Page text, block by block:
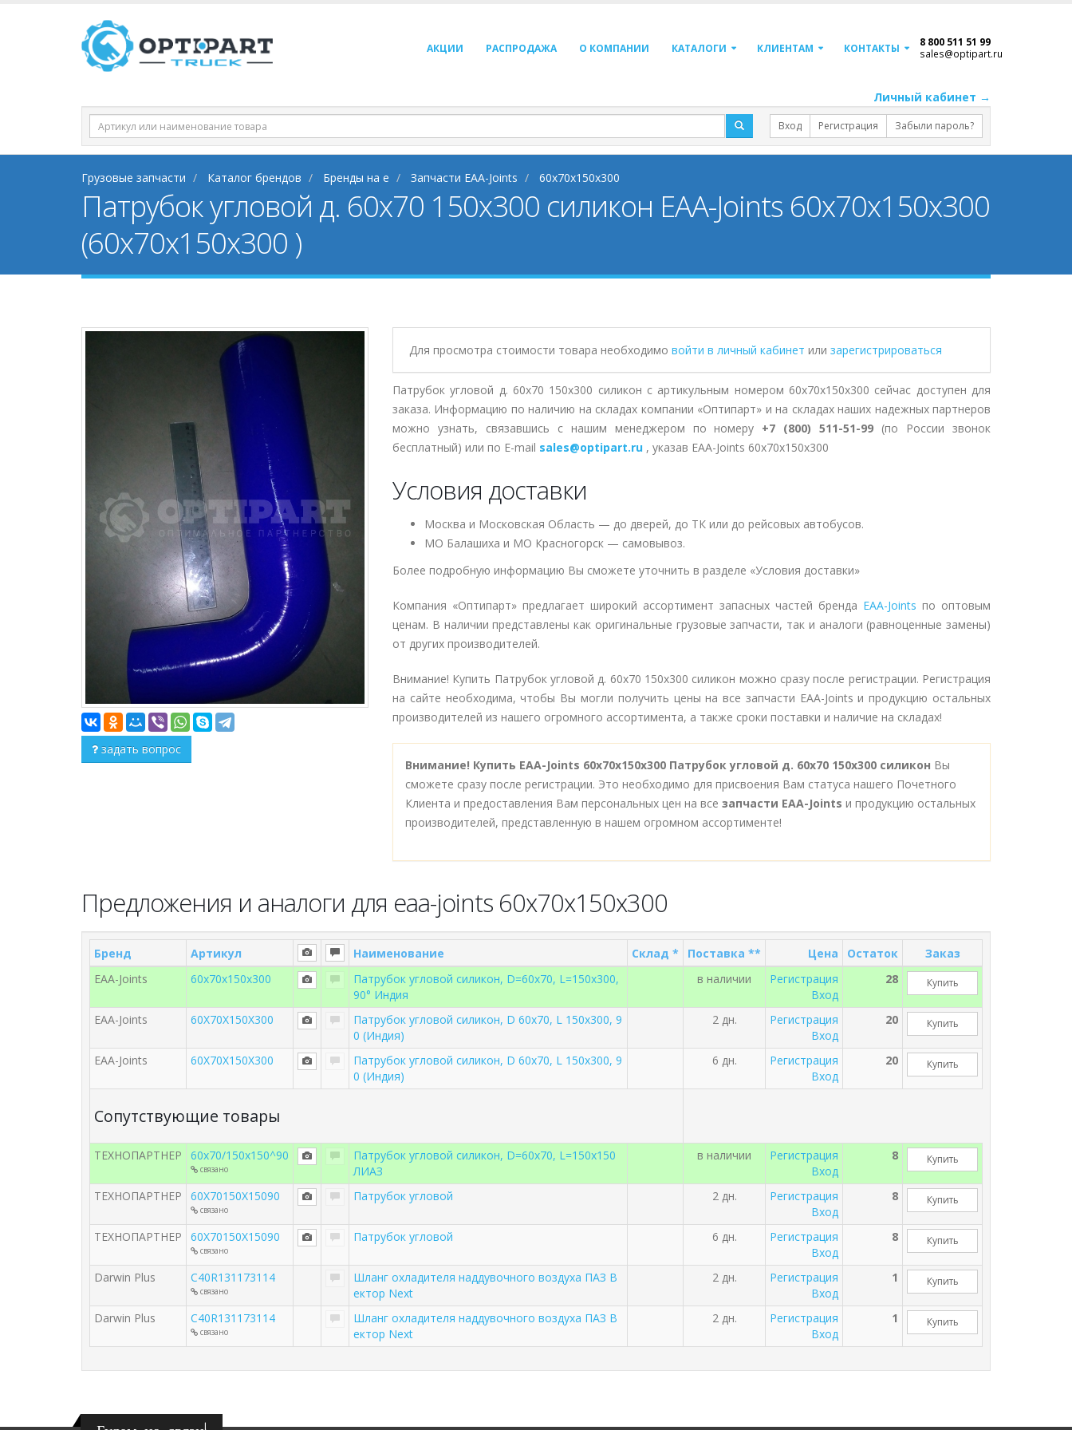
АКЦИИ РАСПРОДАЖА О КОМПАНИИ КАТАЛОГИ КЛИЕНТАМ КОНТАКТЫ 8 800 511 51 99
sales@optipart.ru
Личный кабинет →
Вход Регистрация Забыли пароль?
Грузовые запчасти Каталог брендов Бренды на e Запчасти EAA-Joints 60x70x150x300
Патрубок угловой д. 60х70 150х300 силикон EAA-Joints 60x70x150x300
(60x70x150x300 )
задать вопрос
Для просмотра стоимости товара необходимо войти в личный кабинет или зарегистрироваться
Патрубок угловой д. 60х70 150х300 силикон с артикульным номером 60x70x150x300 сейчас доступен для
заказа. Информацию по наличию на складах компании «Оптипарт» и на складах наших надежных партнеров
можно узнать, связавшись с нашим менеджером по номеру +7 (800) 511-51-99 (по России звонок
бесплатный) или по E-mail sales@optipart.ru , указав EAA-Joints 60x70x150x300
Условия доставки
Москва и Московская Область — до дверей, до ТК или до рейсовых автобусов.
МО Балашиха и МО Красногорск — самовывоз.
Более подробную информацию Вы сможете уточнить в разделе «Условия доставки»
Компания «Оптипарт» предлагает широкий ассортимент запасных частей бренда EAA-Joints по оптовым
ценам. В наличии представлены как оригинальные грузовые запчасти, так и аналоги (равноценные замены)
от других производителей.
Внимание! Купить Патрубок угловой д. 60х70 150х300 силикон можно сразу после регистрации. Регистрация
на сайте необходима, чтобы Вы могли получить цены на все запчасти EAA-Joints и продукцию остальных
производителей из нашего огромного ассортимента, а также сроки поставки и наличие на складах!
Внимание! Купить EAA-Joints 60x70x150x300 Патрубок угловой д. 60х70 150х300 силикон Вы
сможете сразу после регистрации. Это необходимо для присвоения Вам статуса нашего Почетного
Клиента и предоставления Вам персональных цен на все запчасти EAA-Joints и продукцию остальных
производителей, представленную в нашем огромном ассортименте!
Предложения и аналоги для eaa-joints 60x70x150x300
Бренд Артикул Наименование Склад * Поставка ** Цена Остаток
Заказ
EAA-Joints
60x70x150x300
Патрубок угловой силикон, D=60x70, L=150x300,
90° Индия
в наличии
Регистрация
Вход
28 Купить
EAA-Joints 60X70X150X300
Патрубок угловой силикон, D 60x70, L 150x300, 9
0 (Индия)
2 дн.
Регистрация
Вход
20 Купить
EAA-Joints 60X70X150X300
Патрубок угловой силикон, D 60x70, L 150x300, 9
0 (Индия)
6 дн.
Регистрация
Вход
20 Купить
Сопутствующие товары
ТЕХНОПАРТНЕР 60x70/150x150^90
связано
Патрубок угловой силикон, D=60x70, L=150x150
ЛИАЗ
в наличии
Регистрация
Вход
8 Купить
ТЕХНОПАРТНЕР 60X70150X15090
связано
Патрубок угловой 2 дн.
Регистрация
Вход
8 Купить
ТЕХНОПАРТНЕР 60X70150X15090
связано
Патрубок угловой 6 дн.
Регистрация
Вход
8 Купить
Darwin Plus С40R131173114
связано
Шланг охладителя наддувочного воздуха ПАЗ В
ектор Next
2 дн.
Регистрация
Вход
1 Купить
Darwin Plus С40R131173114
связано
Шланг охладителя наддувочного воздуха ПАЗ В
ектор Next
2 дн.
Регистрация
Вход
1 Купить